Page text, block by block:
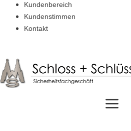
Kundenbereich
Kundenstimmen
Kontakt